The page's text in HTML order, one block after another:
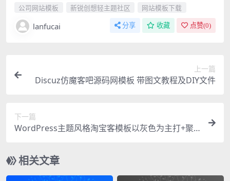
公司网站模板
新锐创想轻主题社区 网站模板下载
lanfucai 分享 收藏 点赞(0)
上一篇
Discuz仿魔客吧源码网模板 带图文教程及DIY文件
下一篇
WordPress主题风格淘宝客模板以灰色为主打+聚
相关文章